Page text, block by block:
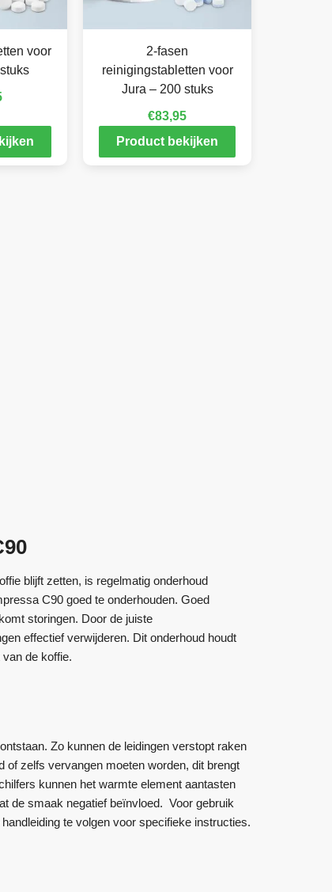
voor
2-fasen
reinigingstabletten voor
Jura – 200 stuks
€83,95
Product bekijken
blijft zetten, is regelmatig onderhoud
C90 goed te onderhouden. Goed
storingen. Door de juiste
effectief verwijderen. Dit onderhoud houdt
de koffie.
Zo kunnen de leidingen verstopt raken
of zelfs vervangen moeten worden, dit brengt
kunnen het warmte element aantasten
de smaak negatief beïnvloed. Voor gebruik
te volgen voor specifieke instructies.